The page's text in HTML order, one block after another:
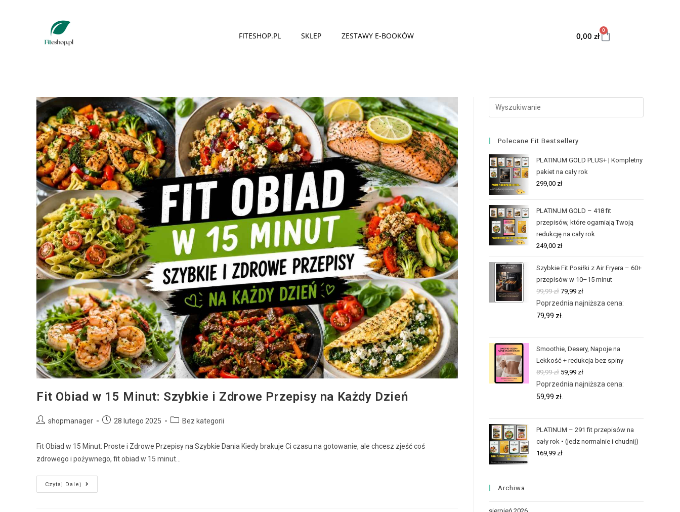
FITESHOP.PL SKLEP ZESTAWY E-BOOKÓW 0,00 zł
0
Fit Obiad w 15 Minut: Szybkie i Zdrowe Przepisy na Każdy Dzień
shopmanager 28 lutego 2025 Bez kategorii
Fit Obiad w 15 Minut: Proste i Zdrowe Przepisy na Szybkie Dania Kiedy brakuje Ci czasu na gotowanie, ale chcesz zjeść coś
zdrowego i pożywnego, fit obiad w 15 minut…
Czytaj Dalej
Polecane Fit Bestsellery
PLATINUM GOLD PLUS+ | Kompletny
pakiet na cały rok
299,00 zł
PLATINUM GOLD – 418 fit
przepisów, które ogarniają Twoją
redukcję na cały rok
249,00 zł
Szybkie Fit Posiłki z Air Fryera – 60+
przepisów w 10–15 minut
99,99zł 79,99 zł
Poprzednia najniższa cena:
79,99 zł.
Smoothie, Desery, Napoje na
Lekkość + redukcja bez spiny
89,99zł 59,99 zł
Poprzednia najniższa cena:
59,99 zł.
PLATINUM – 291 fit przepisów na
cały rok • (jedz normalnie i chudnij)
169,99 zł
Archiwa